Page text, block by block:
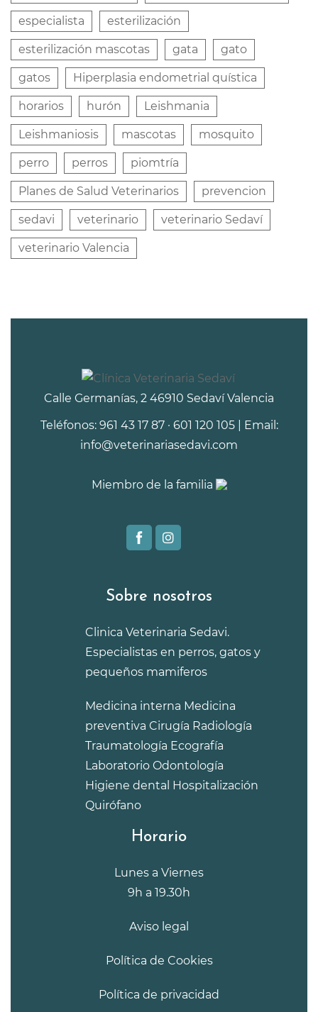
especialista esterilización
esterilización mascotas gata gato
gatos Hiperplasia endometrial quística
horarios hurón Leishmania
Leishmaniosis mascotas mosquito
perro perros piomtría
Planes de Salud Veterinarios prevencion
sedavi veterinario veterinario Sedaví
veterinario Valencia
Calle Germanías, 2 46910 Sedaví Valencia
Teléfonos: 961 43 17 87 · 601 120 105 | Email:
info@veterinariasedavi.com
Miembro de la familia
Sobre nosotros
Clinica Veterinaria Sedavi.
Especialistas en perros, gatos y
pequeños mamiferos
Medicina interna Medicina
preventiva Cirugía Radiología
Traumatología Ecografía
Laboratorio Odontología
Higiene dental Hospitalización
Quirófano
Horario
Lunes a Viernes
9h a 19.30h
Aviso legal
Política de Cookies
Política de privacidad